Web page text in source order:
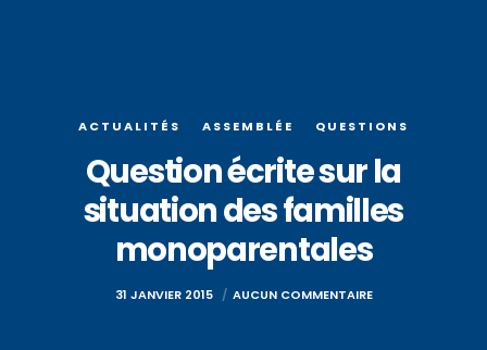
ACTUALITÉS ASSEMBLÉE QUESTIONS
Question écrite sur la
situation des familles
monoparentales
31 JANVIER 2015 AUCUN COMMENTAIRE